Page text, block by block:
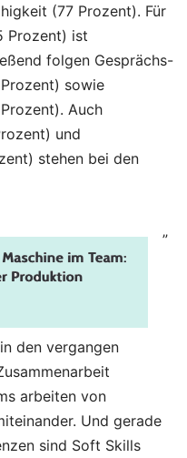
(77 Prozent). Für
Prozent) ist
folgen Gesprächs-
sowie
Auch
und
stehen bei den
„
den vergangen
arbeiten von
Und gerade
sind Soft Skills